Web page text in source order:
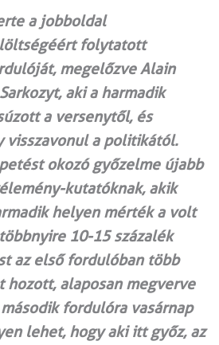
a jobboldal
folytatott
megelőzve Alain
aki a harmadik
a versenytől, és
visszavonul a politikától.
okozó győzelme újabb
kutatóknak, akik
helyen mérték a volt
10-15 százalék
az első fordulóban több
hozott, alaposan megverve
fordulóra vasárnap
lehet, hogy aki itt győz, az